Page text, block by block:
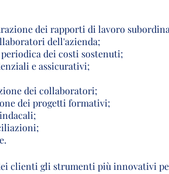
dei rapporti di lavoro
dell'azienda;
dei costi sostenuti;
e assicurativi;
dei collaboratori;
dei progetti formativi;
clienti gli strumenti più innovativi